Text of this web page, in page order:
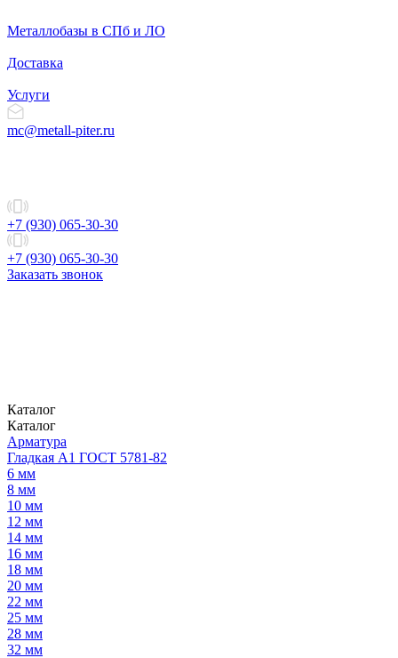
Металлобазы в СПб и ЛО
Доставка
Услуги
mc@metall-piter.ru
+7 (930) 065-30-30
+7 (930) 065-30-30
Заказать звонок
Каталог
Каталог
Арматура
Гладкая А1 ГОСТ 5781-82
6 мм
8 мм
10 мм
12 мм
14 мм
16 мм
18 мм
20 мм
22 мм
25 мм
28 мм
32 мм